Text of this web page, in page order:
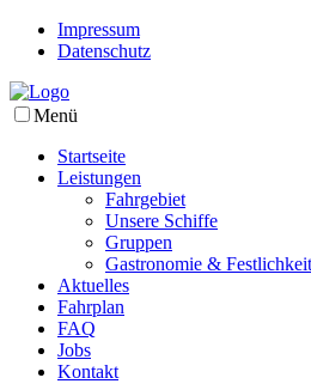
Impressum
Datenschutz
Menü
Startseite
Leistungen
Fahrgebiet
Unsere Schiffe
Gruppen
Gastronomie &
Aktuelles
Fahrplan
FAQ
Jobs
Kontakt